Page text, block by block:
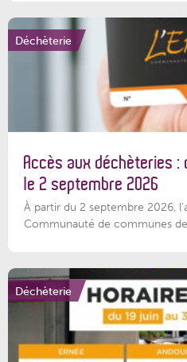
Déchèterie
Accès aux déchèteries
le 2 septembre 2026
À partir du 2 septembre 2026,
Communauté de communes
Déchèterie